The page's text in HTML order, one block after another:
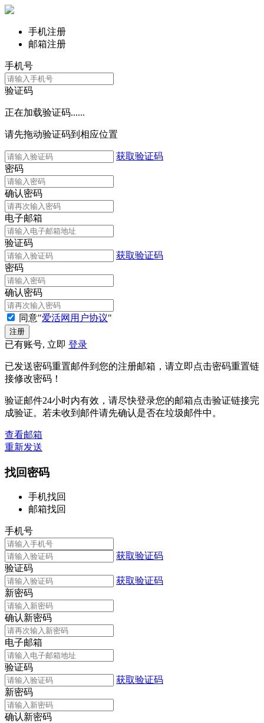
手机注册
邮箱注册
手机号
验证码
正在加载验证码......
请先拖动验证码到相应位置
获取验证码
密码
确认密码
电子邮箱
验证码
获取验证码
密码
确认密码
同意"爱活网用户协议"
已有账号, 立即 登录
已发送密码重置邮件到您的注册邮箱，请立即点击密码重置链
接修改密码！
验证邮件24小时内有效，请尽快登录您的邮箱点击验证链接完
成验证。若未收到邮件请先确认是否在垃圾邮件中。
查看邮箱
重新发送
找回密码
手机找回
邮箱找回
手机号
获取验证码
验证码
获取验证码
新密码
确认新密码
电子邮箱
验证码
获取验证码
新密码
确认新密码